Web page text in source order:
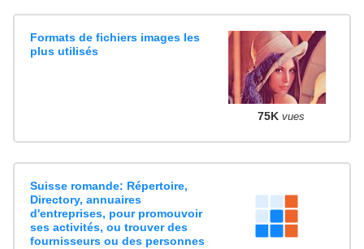
Formats de fichiers images les
plus utilisés
75K vues
Suisse romande: Répertoire,
Directory, annuaires
d'entreprises, pour promouvoir
ses activités, ou trouver des
fournisseurs ou des personnes